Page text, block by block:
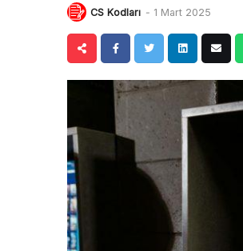
CS Kodları - 1 Mart 2025